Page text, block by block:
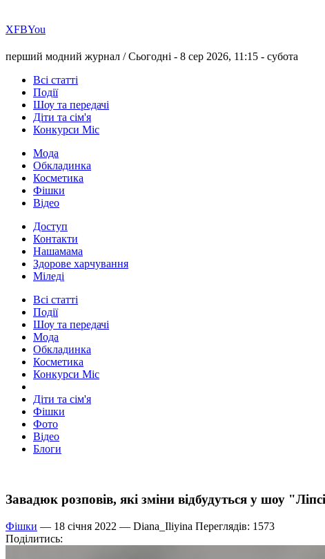
ХFBYou
перший модний журнал /Сьогодні - 8 сер 2026, 11:15 - субота
Всі статті
Події
Шоу та передачі
Діти та сім'я
Конкурси Міс
Мода
Обкладинка
Косметика
Фішки
Відео
Доступ
Контакти
Нашамама
Здорове харчування
Міледі
Всі статті
Події
Шоу та передачі
Мода
Обкладинка
Косметика
Конкурси Міс
Діти та сім'я
Фішки
Фото
Відео
Блоги
Завадюк розповів, які зміни відбудуться у шоу
Фішки — 18 січня 2022 — Diana_Iliyina Переглядів: 1573
Поділитись: